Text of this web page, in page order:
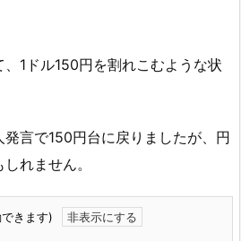
1ドル150円を割れこむような状
言で150円台に戻りましたが、円
れません。
きます)